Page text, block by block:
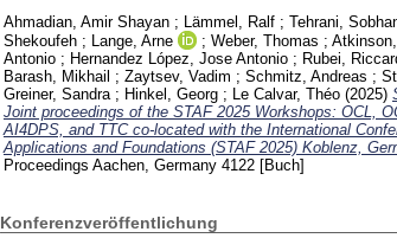
Ahmadian, Amir Shayan ; Lämmel, Ralf ; Tehrani,
Shekoufeh ; Lange, Arne ; Weber, Thomas ;
Antonio ; Hernandez López, Jose Antonio ; Rubei,
Barash, Mikhail ; Zaytsev, Vadim ; Schmitz, Andreas ;
Greiner, Sandra ; Hinkel, Georg ; Le Calvar, Théo (2025)
Joint proceedings of the STAF 2025 Workshops: OCL,
AI4DPS, and TTC co-located with the International
Applications and Foundations (STAF 2025) Koblenz,
Proceedings Aachen, Germany 4122 [Buch]
Konferenzveröffentlichung